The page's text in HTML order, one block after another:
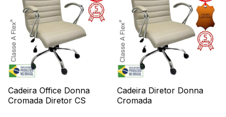
Cadeira Office Donna
Cromada Diretor CS
Cadeira Diretor Donna
Cromada